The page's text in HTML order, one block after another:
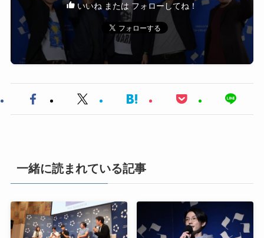
いいね または フォローしてね！
一緒に読まれている記事